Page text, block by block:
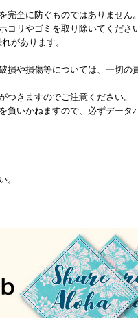
全に防ぐものではありません。
コリやゴミを取り除いてくださ
があります。
損や損傷等については、一切の
きますのでご注意ください。
負いかねますので、必ずデータ
。